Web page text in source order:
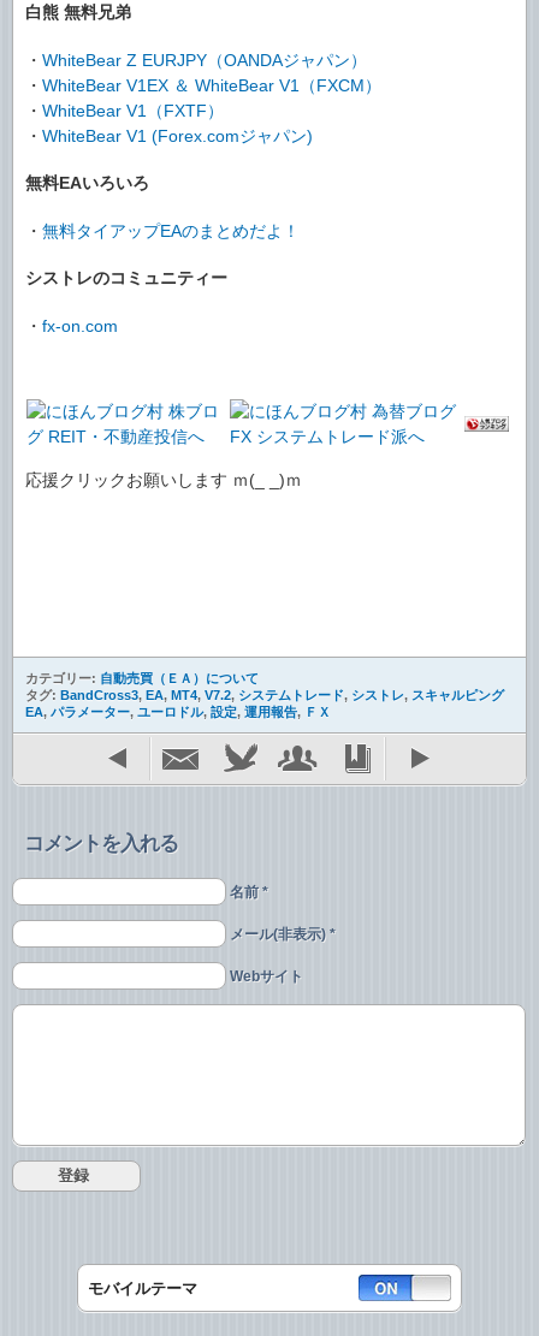
白熊 無料兄弟
・ WhiteBear Z EURJPY（OANDAジャパン）
・ WhiteBear V1EX ＆ WhiteBear V1（FXCM）
・ WhiteBear V1（FXTF）
・ WhiteBear V1 (Forex.comジャパン)
無料EAいろいろ
・ 無料タイアップEAのまとめだよ！
シストレのコミュニティー
・ fx-on.com
応援クリックお願いします ｍ(_ _)ｍ
カテゴリー: 自動売買（ＥＡ）について
タグ: BandCross3, EA, MT4, V7.2, システムトレード, シストレ, スキャルピング
EA, パラメーター, ユーロドル, 設定, 運用報告, ＦＸ
コメントを入れる
名前 *
メール(非表示) *
Webサイト
モバイルテーマ